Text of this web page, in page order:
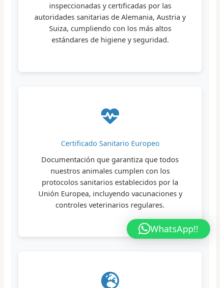
inspeccionadas y certificadas por las
autoridades sanitarias de Alemania, Austria y
Suiza, cumpliendo con los más altos
estándares de higiene y seguridad.
Certificado Sanitario Europeo
Documentación que garantiza que todos
nuestros animales cumplen con los
protocolos sanitarios establecidos por la
Unión Europea, incluyendo vacunaciones y
controles veterinarios regulares.
WhatsApp!!